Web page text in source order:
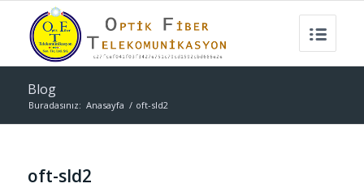
Blog
Buradasınız: Anasayfa / oft-sld2
oft-sld2